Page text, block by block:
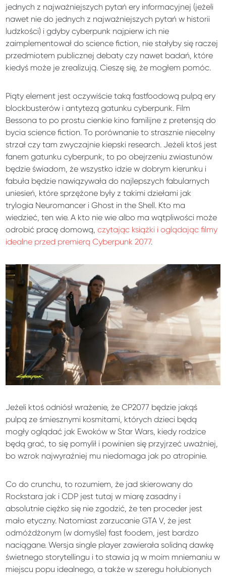
jednych z najważniejszych pytań ery informacyjnej (jeżeli
nawet nie do jednych z najważniejszych pytań w historii
ludzkości) i gdyby cyberpunk najpierw ich nie
zaimplementował do science fiction, nie stałyby się raczej
przedmiotem publicznej debaty czy nawet badań, które
kiedyś może je zrealizują. Cieszę się, że mogłem pomóc.
Piąty element jest oczywiście taką fastfoodową pulpą ery
blockbusterów i antytezą gatunku cyberpunk. Film
Bessona to po prostu cienkie kino familijne z pretensją do
bycia science fiction. To porównanie to strasznie niecelny
strzał czy tam zwyczajnie kiepski research. Jeżeli ktoś jest
fanem gatunku cyberpunk, to po obejrzeniu zwiastunów
będzie świadom, że wszystko idzie w dobrym kierunku i
fabuła będzie nawiązywała do najlepszych fabularnych
uniesień, które sprzężone były z takimi dziełami jak
trylogia Neuromancer i Ghost in the Shell. Kto ma
wiedzieć, ten wie. A kto nie wie albo ma wątpliwości może
odrobić pracę domową,czytając książki i oglądając filmy
idealne przed premierą Cyberpunk 2077.
Jeżeli ktoś odniósł wrażenie, że CP2077 będzie jakąś
pulpą ze śmiesznymi kosmitami, których dzieci będą
mogły oglądać jak Ewoków w Star Wars, kiedy rodzice
będą grać, to się pomylił i powinien się przyjrzeć uważniej,
bo wzrok najwyraźniej mu niedomaga jak po atropinie.
Co do crunchu, to rozumiem, że jad skierowany do
Rockstara jak i CDP jest tutaj w miarę zasadny i
absolutnie ciężko się nie zgodzić, że ten proceder jest
mało etyczny. Natomiast zarzucanie GTA V, że jest
odmóżdżonym (w domyśle) fast foodem, jest bardzo
naciągane. Wersja single player zawierała solidną dawkę
świetnego storytellingu i to stawia ją w moim mniemaniu w
miejscu popu idealnego, a także w szeregu hołubionych